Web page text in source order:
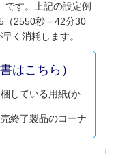
す。上記の設定例
（2550秒＝42分30
く消耗します。
はこちら）
している用紙(か
終了製品のコーナ